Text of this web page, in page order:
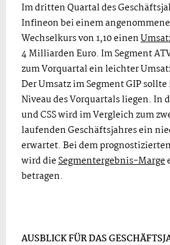
Im dritten Quartal des
Infineon bei einem
Wechselkurs von 1,10 einen
4 Milliarden Euro. Im Segment
zum Vorquartal ein leichter
Der Umsatz im Segment GIP
Niveau des Vorquartals liegen. In
und CSS wird im Vergleich zum
laufenden Geschäftsjahres ein
erwartet. Bei dem
wird dieSegmentergebnis-Marge
betragen.
AUSBLICK FÜR DAS